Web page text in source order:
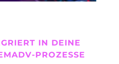
IN DEINE
PROZESSE